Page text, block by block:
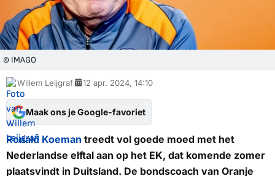
© IMAGO
Willem Leijgraf 12 apr. 2024, 14:10
Maak ons je Google-favoriet
Ronald Koeman treedt vol goede moed met het
Nederlandse elftal aan op het EK, dat komende zomer
plaatsvindt in Duitsland. De bondscoach van Oranje